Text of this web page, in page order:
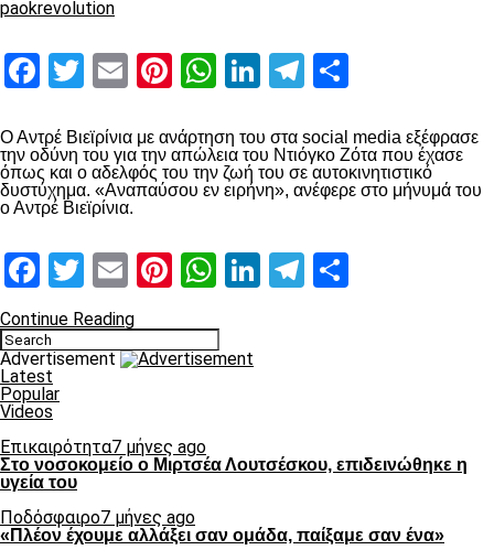
paokrevolution
Facebook
Twitter
EmailPinterest
WhatsApp
LinkedIn
Telegram
Ο Αντρέ Βιεϊρίνια με ανάρτηση του στα social media εξέφρασε
την οδύνη του για την απώλεια του Ντιόγκο Ζότα που έχασε
όπως και ο αδελφός του την ζωή του σε αυτοκινητιστικό
δυστύχημα. «Αναπαύσου εν ειρήνη», ανέφερε στο μήνυμά του
ο Αντρέ Βιεϊρίνια.
Facebook
Twitter
EmailPinterest
WhatsApp
LinkedIn
Telegram
Continue Reading
Advertisement
Latest
Popular
Videos
Επικαιρότητα7 μήνες ago
Στο νοσοκομείο ο Μιρτσέα Λουτσέσκου, επιδεινώθηκε η
υγεία του
Ποδόσφαιρο7 μήνες ago
«Πλέον έχουμε αλλάξει σαν ομάδα, παίξαμε σαν ένα»